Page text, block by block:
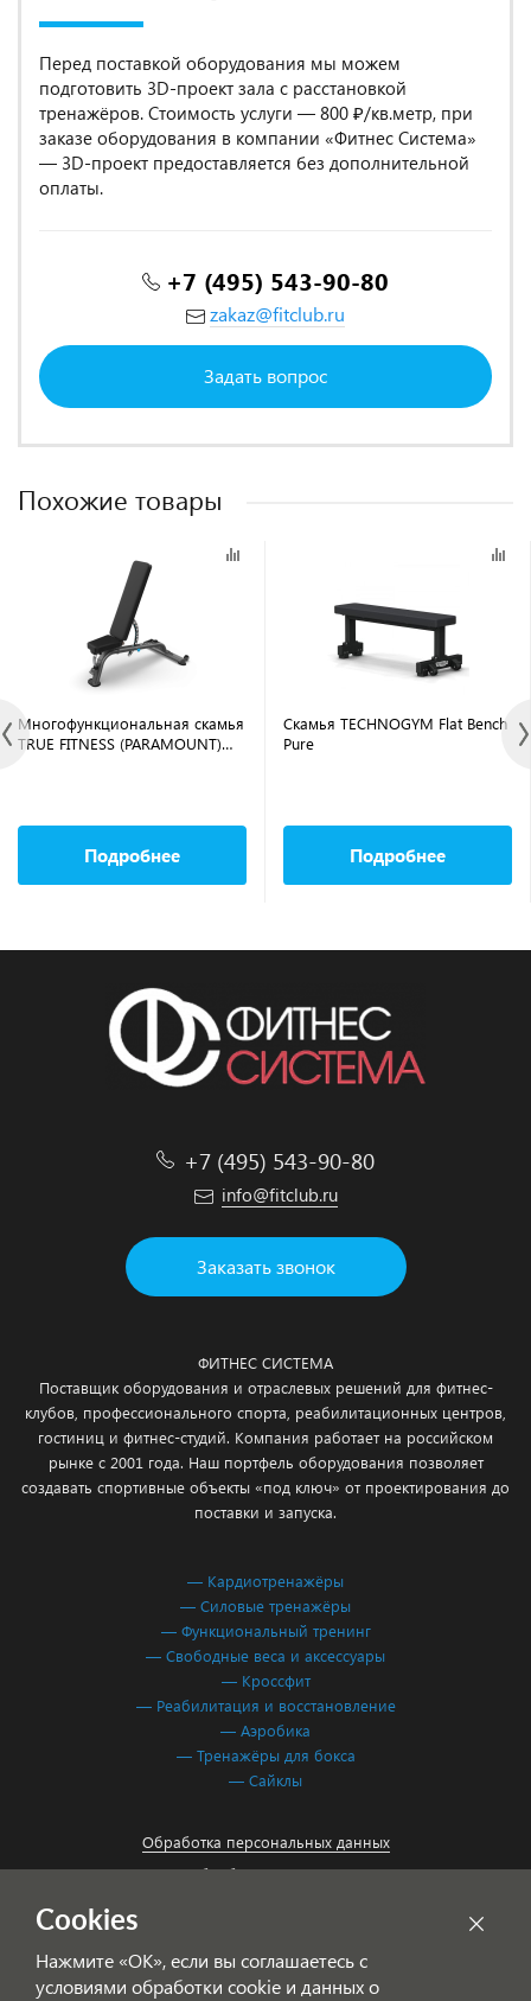
Перед поставкой оборудования мы можем
подготовить 3D-проект зала с расстановкой
тренажёров. Стоимость услуги — 800 ₽/кв.метр, при
заказе оборудования в компании «Фитнес Система»
— 3D-проект предоставляется без дополнительной
оплаты.
+7 (495) 543-90-80
zakaz@fitclub.ru
Задать вопрос
Похожие товары
Многофункциональная скамья
TRUE FITNESS (PARAMOUNT)
Подробнее
Скамья TECHNOGYM Flat Bench
Pure
Подробнее
+7 (495) 543-90-80
info@fitclub.ru
Заказать звонок
ФИТНЕС СИСТЕМА
Поставщик оборудования и отраслевых решений для фитнес-
клубов, профессионального спорта, реабилитационных центров,
гостиниц и фитнес-студий. Компания работает на российском
рынке с 2001 года. Наш портфель оборудования позволяет
создавать спортивные объекты «под ключ» от проектирования до
поставки и запуска.
— Кардиотренажёры
— Силовые тренажёры
— Функциональный тренинг
— Свободные веса и аксессуары
— Кроссфит
— Реабилитация и восстановление
— Аэробика
— Тренажёры для бокса
— Сайклы
Обработка персональных данных
Согласие на обработку персональных данных
Cookies
Нажмите «ОК», если вы соглашаетесь с
условиями обработки cookie и данных о